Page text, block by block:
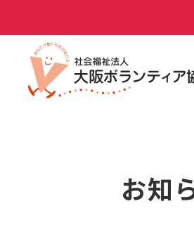
お知